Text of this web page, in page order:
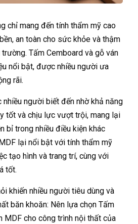
chỉ mang đến tính thẩm mỹ cao
an toàn cho sức khỏe và thậm
Tấm Cemboard và gỗ ván
nổi bật, được nhiều người ưa
rãi.
người biết đến nhờ khả năng
tốt và chịu lực vượt trội, mang lại
bỉ trong nhiều điều kiện khác
lại nổi bật với tính thẩm mỹ
tạo hình và trang trí, cùng với
tốt.
khiến nhiều người tiêu dùng và
băn khoăn: Nên lựa chọn Tấm
MDF cho công trình nội thất của